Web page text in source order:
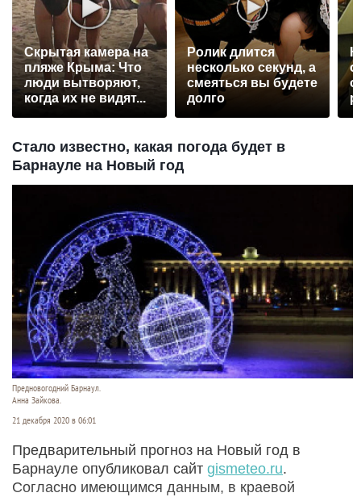
Скрытая камера на
пляже Крыма: Что
люди вытворяют,
когда их не видят...
Ролик длится
несколько секунд, а
смеяться вы будете
долго
Стало известно, какая погода будет в
Барнауле на Новый год
Предновогодний Барнаул.
Анна Зайкова.
21 декабря 2020 в 06:01
Предварительный прогноз на Новый год в
Барнауле опубликовал сайт gismeteo.ru.
Согласно имеющимся данным, в краевой